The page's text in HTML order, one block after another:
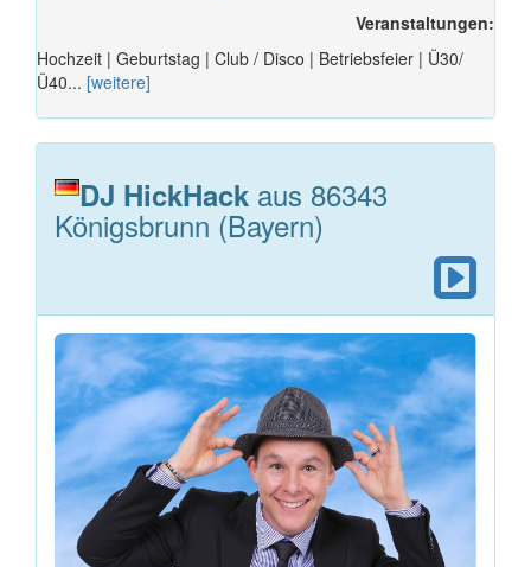
Veranstaltungen:
Hochzeit | Geburtstag | Club / Disco | Betriebsfeier | Ü30/
Ü40... [weitere]
DJ HickHack aus 86343
Königsbrunn (Bayern)